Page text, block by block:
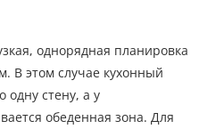
однорядная планировка
В этом случае кухонный
одну стену, а у
обеденная зона. Для